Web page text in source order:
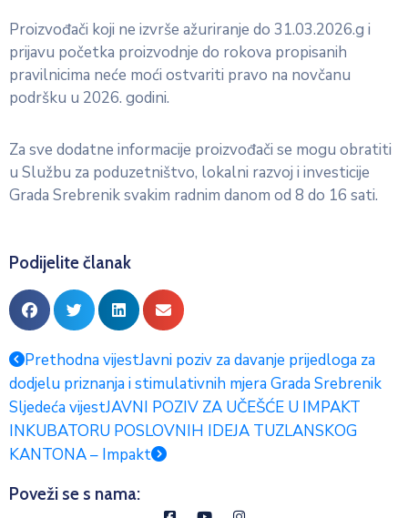
Proizvođači koji ne izvrše ažuriranje do 31.03.2026.g i
prijavu početka proizvodnje do rokova propisanih
pravilnicima neće moći ostvariti pravo na novčanu
podršku u 2026. godini.
Za sve dodatne informacije proizvođači se mogu obratiti
u Službu za poduzetništvo, lokalni razvoj i investicije
Grada Srebrenik svakim radnim danom od 8 do 16 sati.
Podijelite članak
Prethodna vijestJavni poziv za davanje prijedloga za
dodjelu priznanja i stimulativnih mjera Grada Srebrenik
Sljedeća vijestJAVNI POZIV ZA UČEŠĆE U IMPAKT
INKUBATORU POSLOVNIH IDEJA TUZLANSKOG
KANTONA – Impakt
Poveži se s nama: